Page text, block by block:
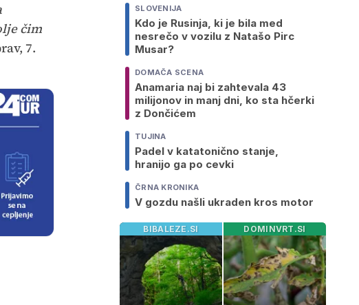
čim
7.
SLOVENIJA
Kdo je Rusinja, ki je bila med
nesrečo v vozilu z Natašo Pirc
Musar?
DOMAČA SCENA
Anamaria naj bi zahtevala 43
milijonov in manj dni, ko sta hčerki
z Dončićem
TUJINA
Padel v katatonično stanje,
hranijo ga po cevki
ČRNA KRONIKA
V gozdu našli ukraden kros motor
BIBALEZE.SI DOMINVRT.SI